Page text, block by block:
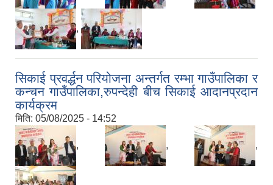
,
सिकाई प्रवर्द्धन परियोजना अन्तर्गत रम्भा गाउँपालिका र
कन्चन गाउँपालिका,रुपन्देही बीच सिकाई आदानप्रदान
कार्यक्रम
मिति: 05/08/2025 - 14:52
, , ,